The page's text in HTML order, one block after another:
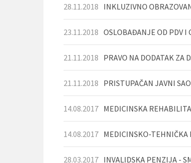
28.11.2018 INKLUZIVNO
23.11.2018
21.11.2018 PRAVO NA DODATAK ZA
21.11.2018 PRISTUPAČAN JAVNI
14.08.2017 MEDICINSKA
14.08.2017 MEDICINSKO-TEHNIČKA
28.03.2017 INVALIDSKA PENZIJA -